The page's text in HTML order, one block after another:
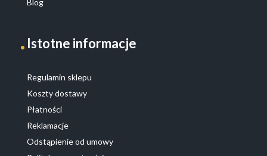
Istotne informacje
Regulamin sklepu
Koszty dostawy
Płatności
Reklamacje
Odstąpienie od umowy